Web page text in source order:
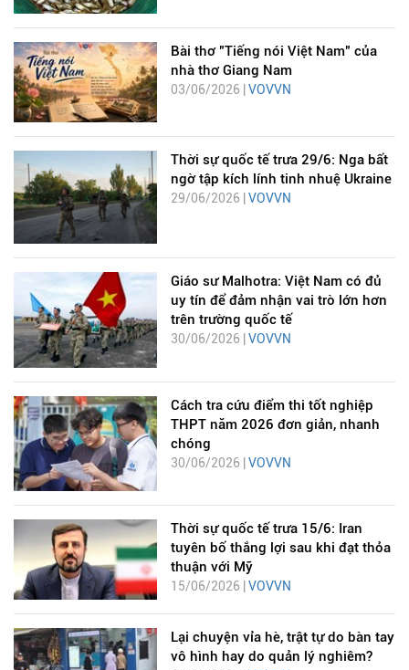
Bài thơ "Tiếng nói Việt Nam" của
nhà thơ Giang Nam
03/06/2026 | VOVVN
Thời sự quốc tế trưa 29/6: Nga bất
ngờ tập kích lính tinh nhuệ Ukraine
29/06/2026 | VOVVN
Giáo sư Malhotra: Việt Nam có đủ
uy tín để đảm nhận vai trò lớn hơn
trên trường quốc tế
30/06/2026 | VOVVN
Cách tra cứu điểm thi tốt nghiệp
THPT năm 2026 đơn giản, nhanh
chóng
30/06/2026 | VOVVN
Thời sự quốc tế trưa 15/6: Iran
tuyên bố thắng lợi sau khi đạt thỏa
thuận với Mỹ
15/06/2026 | VOVVN
Lại chuyện vỉa hè, trật tự do bàn tay
vô hình hay do quản lý nghiêm?